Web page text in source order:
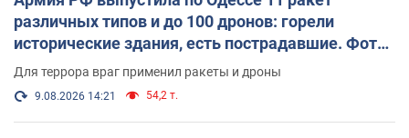
различных типов и до 100 дронов: горели
исторические здания, есть пострадавшие. Фото
и видео
Для террора враг применил ракеты и дроны
9.08.2026 14:21 54,2 т.